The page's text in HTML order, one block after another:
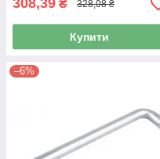
308,39 ₴ 328,08 ₴
Купити
–6%